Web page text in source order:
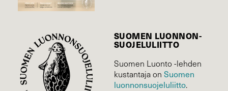
SUOMEN LUONNON­
SUOJELU­LIITTO
Suomen Luonto -lehden
kustantaja on Suomen
luonnonsuojelu­liitto.